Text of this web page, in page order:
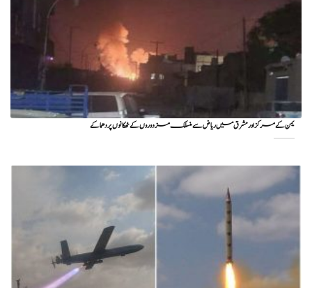
یمن کے مرکز اور مشرق میں ریاض سے منسلک مزدوروں کے ٹھکانوں پر دھماکے